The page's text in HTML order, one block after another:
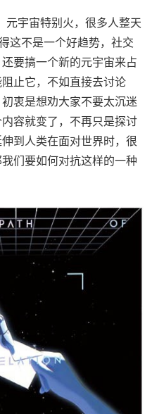
元宇宙特别火，很多人整天
这不是一个好趋势，社交
要搞一个新的元宇宙来占
止它，不如直接去讨论
衷是想劝大家不要太沉迷
容就变了，不再只是探讨
到人类在面对世界时，很
们要如何对抗这样的一种